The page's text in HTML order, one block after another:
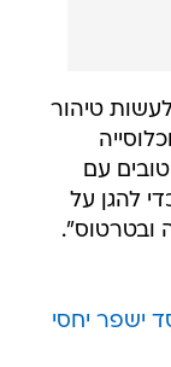
טיהור
עם
להגן על
ובטרטוס".
ישפר יחסי